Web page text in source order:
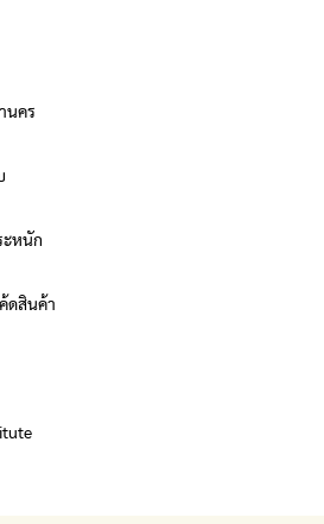
นคร
ะหนัก
ดสินค้า
าย
พดี
ละไปรษณีย์
โรค
งแต่ละวัน
กาศ น้ำ และเสียง
ลังงาน กทม.